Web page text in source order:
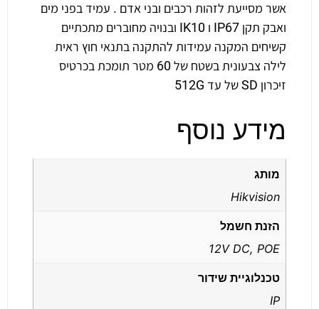
אשר מסייעת לזהות רכבים ובני אדם . עמיד בפני מים
ואבק תקן IP67 ו IK10 ובנויה מחוברים מתכתיים
קשיחים המקנה עמידות להתקנה בתנאי חוץ ראית
לילה צבעונית בשטח של 60 מטר תומכת בכרטיס
זיכרון SD של עד 512G
מידע נוסף
מותג
Hikvision
הזנת חשמל
12V DC, POE
טכנלוגיית שידור
IP